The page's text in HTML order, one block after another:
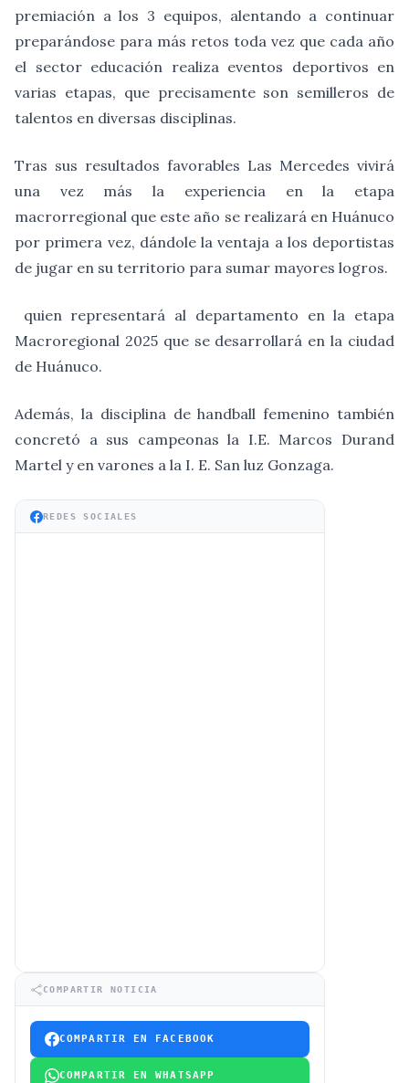
premiación a los 3 equipos, alentando a continuar
preparándose para más retos toda vez que cada año
el sector educación realiza eventos deportivos en
varias etapas, que precisamente son semilleros de
talentos en diversas disciplinas.
Tras sus resultados favorables Las Mercedes vivirá
una vez más la experiencia en la etapa
macrorregional que este año se realizará en Huánuco
por primera vez, dándole la ventaja a los deportistas
de jugar en su territorio para sumar mayores logros.
quien representará al departamento en la etapa
Macroregional 2025 que se desarrollará en la ciudad
de Huánuco.
Además, la disciplina de handball femenino también
concretó a sus campeonas la I.E. Marcos Durand
Martel y en varones a la I. E. San luz Gonzaga.
REDES SOCIALES
COMPARTIR NOTICIA
COMPARTIR EN FACEBOOK
COMPARTIR EN WHATSAPP